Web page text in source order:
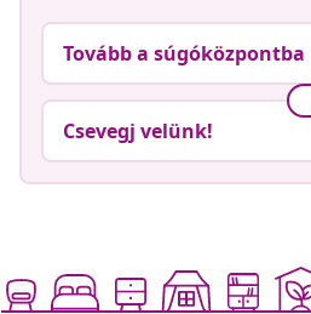
Tovább a súgóközpontba
Csevegj velünk!